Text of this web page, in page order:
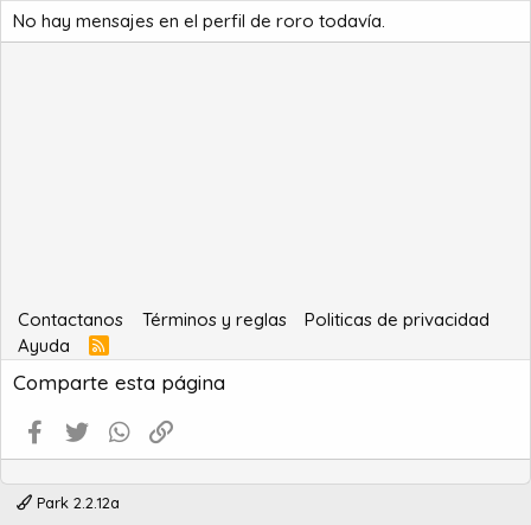
No hay mensajes en el perfil de roro todavía.
Contactanos Términos y reglas
Politicas de privacidad
Ayuda
R
S
S
Comparte esta página
Facebook
Twitter WhatsApp
Park 2.2.12a